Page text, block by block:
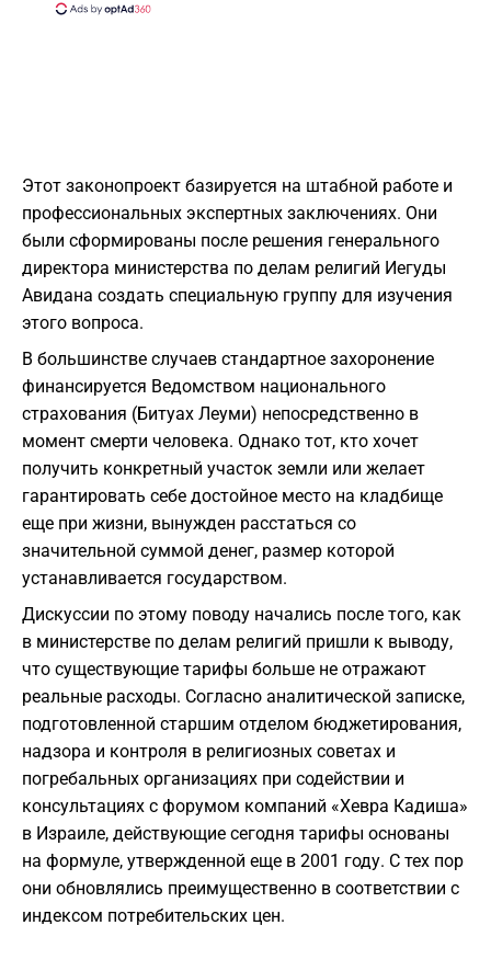
Этот законопроект базируется на штабной работе и
профессиональных экспертных заключениях. Они
были сформированы после решения генерального
директора министерства по делам религий Иегуды
Авидана создать специальную группу для изучения
этого вопроса.
В большинстве случаев стандартное захоронение
финансируется Ведомством национального
страхования (Битуах Леуми) непосредственно в
момент смерти человека. Однако тот, кто хочет
получить конкретный участок земли или желает
гарантировать себе достойное место на кладбище
еще при жизни, вынужден расстаться со
значительной суммой денег, размер которой
устанавливается государством.
Дискуссии по этому поводу начались после того, как
в министерстве по делам религий пришли к выводу,
что существующие тарифы больше не отражают
реальные расходы. Согласно аналитической записке,
подготовленной старшим отделом бюджетирования,
надзора и контроля в религиозных советах и
погребальных организациях при содействии и
консультациях с форумом компаний «Хевра Кадиша»
в Израиле, действующие сегодня тарифы основаны
на формуле, утвержденной еще в 2001 году. С тех пор
они обновлялись преимущественно в соответствии с
индексом потребительских цен.